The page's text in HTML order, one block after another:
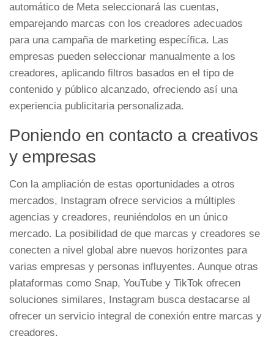
automático de Meta seleccionará las cuentas,
emparejando marcas con los creadores adecuados
para una campaña de marketing específica. Las
empresas pueden seleccionar manualmente a los
creadores, aplicando filtros basados en el tipo de
contenido y público alcanzado, ofreciendo así una
experiencia publicitaria personalizada.
Poniendo en contacto a creativos
y empresas
Con la ampliación de estas oportunidades a otros
mercados, Instagram ofrece servicios a múltiples
agencias y creadores, reuniéndolos en un único
mercado. La posibilidad de que marcas y creadores se
conecten a nivel global abre nuevos horizontes para
varias empresas y personas influyentes. Aunque otras
plataformas como Snap, YouTube y TikTok ofrecen
soluciones similares, Instagram busca destacarse al
ofrecer un servicio integral de conexión entre marcas y
creadores.